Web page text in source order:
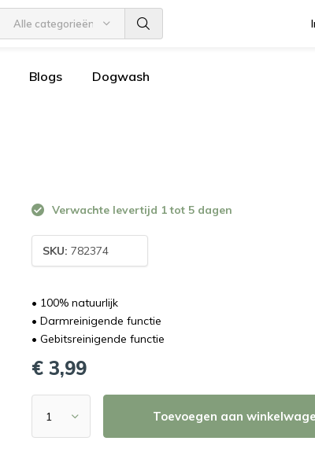
Alle categorieën
Blogs Dogwash
Verwachte levertijd 1 tot 5 dagen
SKU: 782374
• 100% natuurlijk
• Darmreinigende functie
• Gebitsreinigende functie
€ 3,99
Toevoegen aan